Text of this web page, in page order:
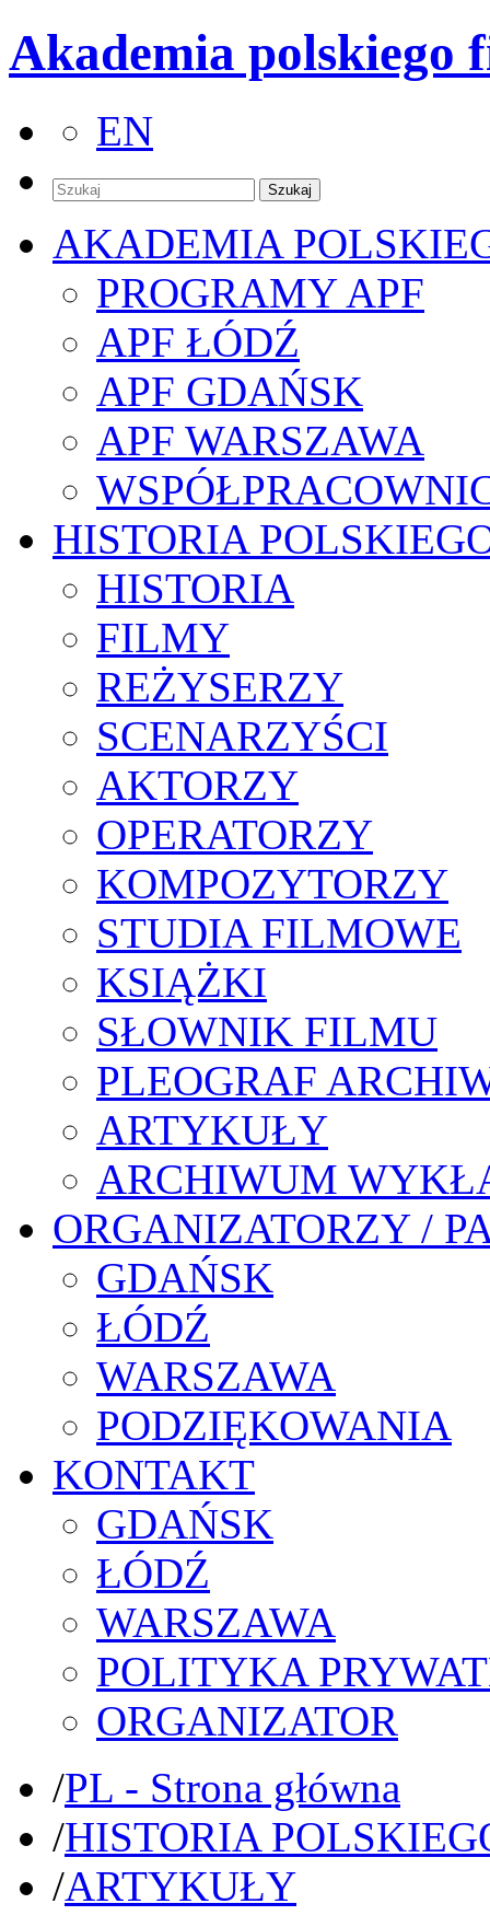
Akademia polskiego
EN
AKADEMIA
PROGRAMY APF
APF ŁÓDŹ
APF GDAŃSK
APF WARSZAWA
HISTORIA
HISTORIA
FILMY
REŻYSERZY
SCENARZYŚCI
AKTORZY
OPERATORZY
KOMPOZYTORZY
STUDIA FILMOWE
KSIĄŻKI
SŁOWNIK FILMU
PLEOGRAF
ARTYKUŁY
ARCHIWUM
ORGANIZATORZY /
GDAŃSK
ŁÓDŹ
WARSZAWA
PODZIĘKOWANIA
KONTAKT
GDAŃSK
ŁÓDŹ
WARSZAWA
POLITYKA
ORGANIZATOR
/PL - Strona główna
/HISTORIA
/ARTYKUŁY